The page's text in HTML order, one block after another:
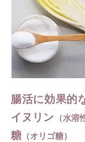
腸活に効果的
イヌリン （水溶
糖（オリゴ糖）